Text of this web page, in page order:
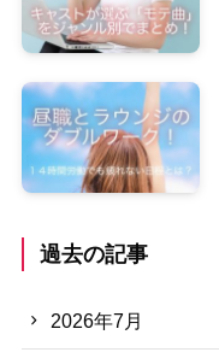
過去の記事
2026年7月